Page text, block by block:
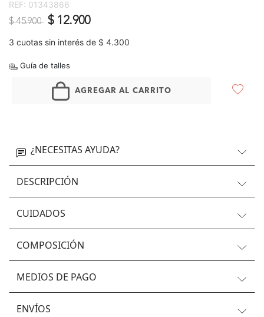
REF: 01343866
Precio reducido de
$ 45.900 a$ 12.900
3 cuotas sin interés de $ 4.300
Guía de talles
AGREGAR AL CARRITO
¿NECESITAS AYUDA?
DESCRIPCIÓN
CUIDADOS
COMPOSICIÓN
MEDIOS DE PAGO
ENVÍOS